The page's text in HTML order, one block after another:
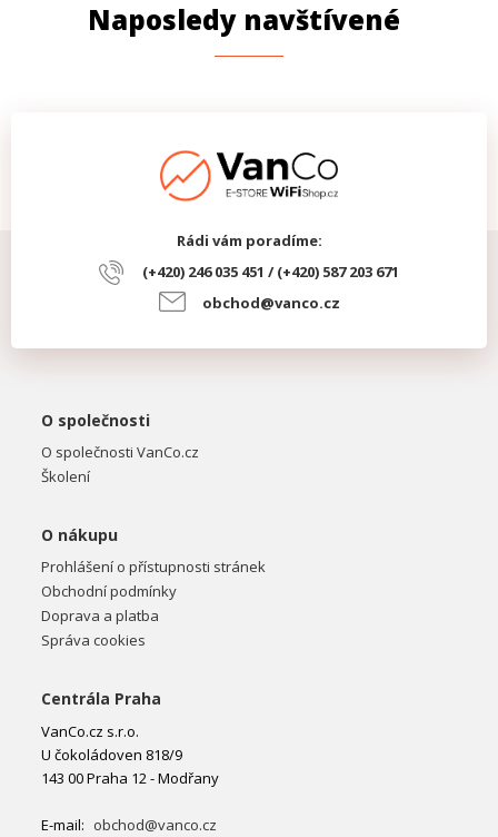
Naposledy navštívené
Rádi vám poradíme:
(+420) 246 035 451 / (+420) 587 203 671
obchod@vanco.cz
O společnosti
O společnosti VanCo.cz
Školení
O nákupu
Prohlášení o přístupnosti stránek
Obchodní podmínky
Doprava a platba
Správa cookies
Centrála Praha
VanCo.cz s.r.o.
U čokoládoven 818/9
143 00 Praha 12 - Modřany
E-mail: obchod@vanco.cz